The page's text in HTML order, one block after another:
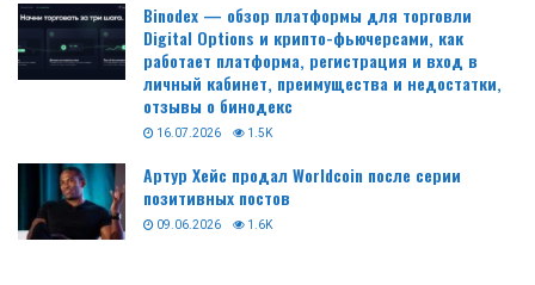
Binodex — обзор платформы для торговли
Digital Options и крипто-фьючерсами, как
работает платформа, регистрация и вход в
личный кабинет, преимущества и недостатки,
отзывы о бинодекс
16.07.2026 1.5K
Артур Хейс продал Worldcoin после серии
позитивных постов
09.06.2026 1.6K